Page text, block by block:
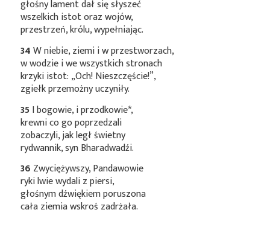
głośny lament dał się słyszeć
wszelkich istot oraz wojów,
przestrzeń, królu, wypełniając.
34W niebie, ziemi i w przestworzach,
w wodzie i we wszystkich stronach
krzyki istot: „Och! Nieszczęście!”,
zgiełk przemożny uczyniły.
35I bogowie, iprzodkowie*,
krewni co go poprzedzali
zobaczyli, jak legł świetny
rydwannik, syn Bharadwadźi.
36 Zwyciężywszy, Pandawowie
ryki lwie wydali z piersi,
głośnym dźwiękiem poruszona
cała ziemia wskroś zadrżała.